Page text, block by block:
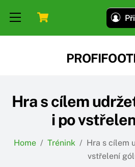
Menu
Hra s cílem
i po
Home / Trénink / Hra s cílem
vstřelení